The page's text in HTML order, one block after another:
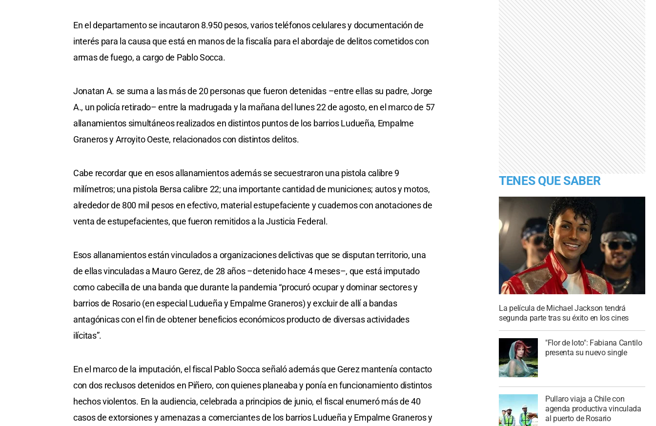
En el departamento se incautaron 8.950 pesos, varios teléfonos celulares y documentación de
interés para la causa que está en manos de la fiscalía para el abordaje de delitos cometidos con
armas de fuego, a cargo de Pablo Socca.
Jonatan A. se suma a las más de 20 personas que fueron detenidas –entre ellas su padre, Jorge
A., un policía retirado– entre la madrugada y la mañana del lunes 22 de agosto, en el marco de 57
allanamientos simultáneos realizados en distintos puntos de los barrios Ludueña, Empalme
Graneros y Arroyito Oeste, relacionados con distintos delitos.
Cabe recordar que en esos allanamientos además se secuestraron una pistola calibre 9
milímetros; una pistola Bersa calibre 22; una importante cantidad de municiones; autos y motos,
alrededor de 800 mil pesos en efectivo, material estupefaciente y cuadernos con anotaciones de
venta de estupefacientes, que fueron remitidos a la Justicia Federal.
Esos allanamientos están vinculados a organizaciones delictivas que se disputan territorio, una
de ellas vinculadas a Mauro Gerez, de 28 años –detenido hace 4 meses–, que está imputado
como cabecilla de una banda que durante la pandemia “procuró ocupar y dominar sectores y
barrios de Rosario (en especial Ludueña y Empalme Graneros) y excluir de allí a bandas
antagónicas con el fin de obtener beneficios económicos producto de diversas actividades
ilícitas”.
En el marco de la imputación, el fiscal Pablo Socca señaló además que Gerez mantenía contacto
con dos reclusos detenidos en Piñero, con quienes planeaba y ponía en funcionamiento distintos
hechos violentos. En la audiencia, celebrada a principios de junio, el fiscal enumeró más de 40
casos de extorsiones y amenazas a comerciantes de los barrios Ludueña y Empalme Graneros y
TENES QUE SABER
La película de Michael Jackson tendrá
segunda parte tras su éxito en los cines
"Flor de loto": Fabiana Cantilo
presenta su nuevo single
Pullaro viaja a Chile con
agenda productiva vinculada
al puerto de Rosario